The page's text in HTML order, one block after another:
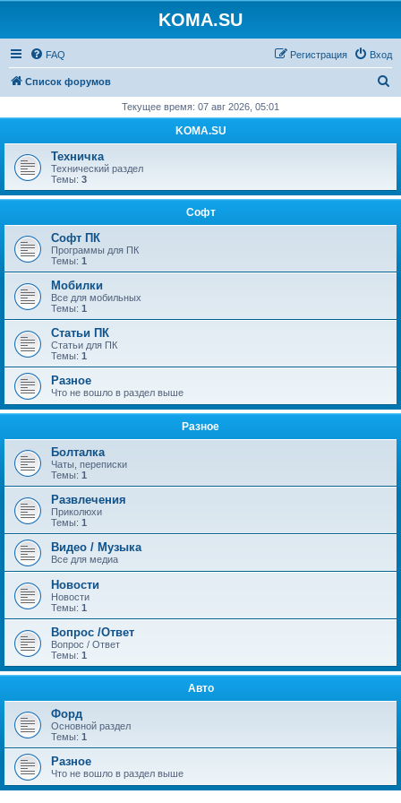
KOMA.SU
FAQ Вход
Регистрация
Список форумов
с
Текущее время: 07 авг 2026, 05:01
KOMA.SU
Техничка
Технический раздел
Темы: 3
Софт
Софт ПК
Программы для ПК
Темы: 1
Мобилки
Все для мобильных
Темы: 1
Статьи ПК
Статьи для ПК
Темы: 1
Разное
Что не вошло в раздел выше
Разное
Болталка
Чаты, переписки
Темы: 1
Развлечения
Приколюхи
Темы: 1
Видео / Музыка
Все для медиа
Новости
Новости
Темы: 1
Вопрос /Ответ
Вопрос / Ответ
Темы: 1
Авто
Форд
Основной раздел
Темы: 1
Разное
Что не вошло в раздел выше